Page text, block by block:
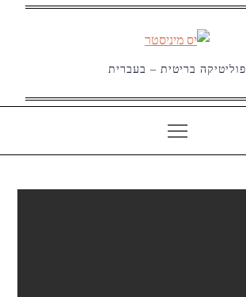
פוליטיקה בריטית – בעברית